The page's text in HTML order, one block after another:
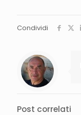
Condividi
Post correlati